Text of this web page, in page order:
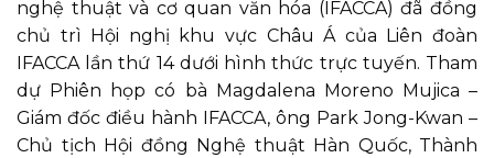
nghệ thuật và cơ quan văn hóa (IFACCA) đã đồng
chủ trì Hội nghị khu vực Châu Á của Liên đoàn
IFACCA lần thứ 14 dưới hình thức trực tuyến. Tham
dự Phiên họp có bà Magdalena Moreno Mujica –
Giám đốc điều hành IFACCA, ông Park Jong-Kwan –
Chủ tịch Hội đồng Nghệ thuật Hàn Quốc, Thành